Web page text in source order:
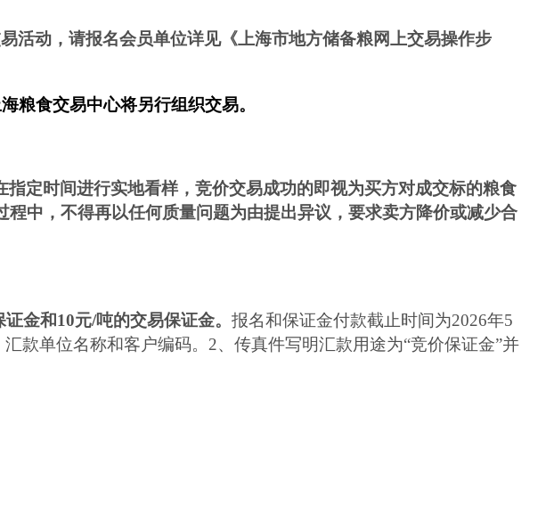
活动，请报名会员单位详见《上海市地方储备粮网上交易操作步
粮食交易中心将另行组织交易。
定时间进行实地看样，竞价交易成功的即视为买方对成交标的粮食
中，不得再以任何质量问题为由提出异议，要求卖方降价或减少合
金和10元/吨的交易保证金。报名和保证金付款截止时间为2026年5
款单位名称和客户编码。2、 传真件写明汇款用途为“竞价保证金”并